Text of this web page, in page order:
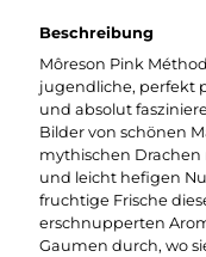
Beschreibung
Môreson Pink
jugendliche, perfekt
und absolut
Bilder von schönen
mythischen
und leicht hefigen
fruchtige Frische
erschnupperten
Gaumen durch, wo